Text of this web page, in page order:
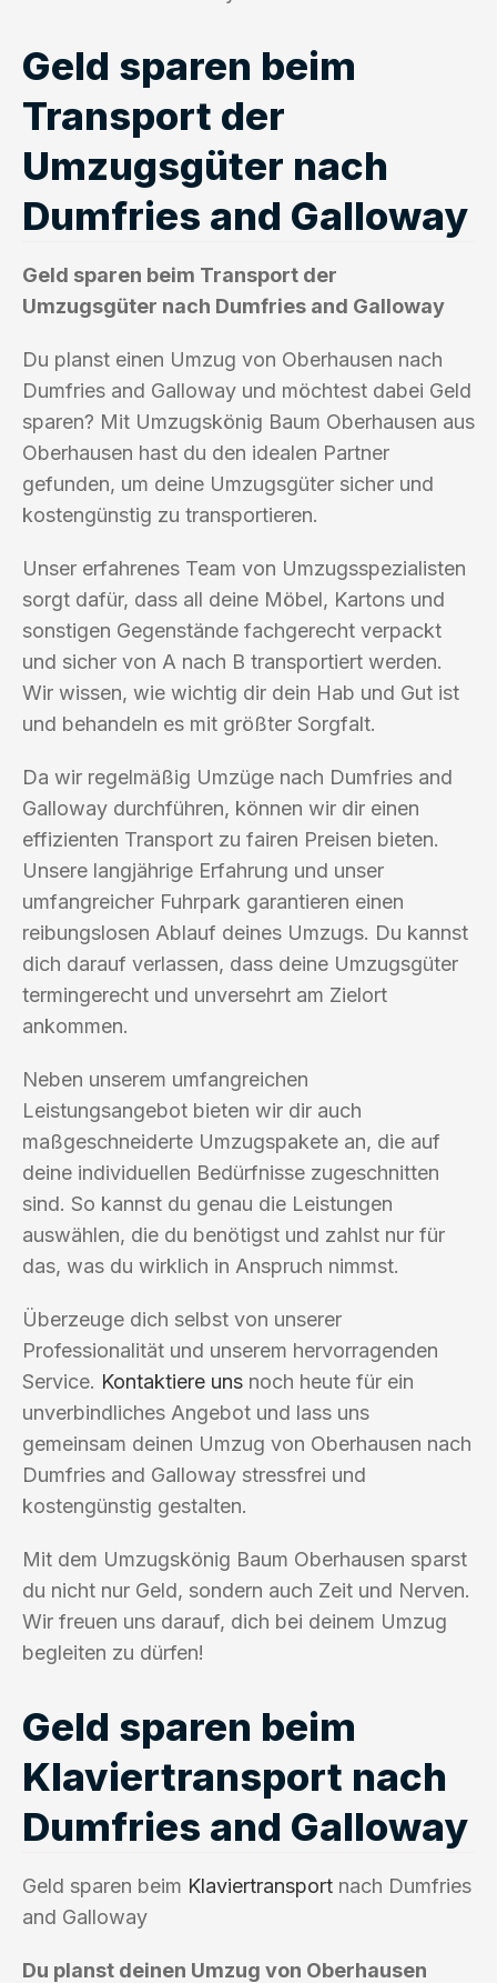
Geld sparen beim
Transport der
Umzugsgüter nach
Dumfries and Galloway
Geld sparen beim Transport der
Umzugsgüter nach Dumfries and Galloway
Du planst einen Umzug von Oberhausen nach
Dumfries and Galloway und möchtest dabei Geld
sparen? Mit Umzugskönig Baum Oberhausen aus
Oberhausen hast du den idealen Partner
gefunden, um deine Umzugsgüter sicher und
kostengünstig zu transportieren.
Unser erfahrenes Team von Umzugsspezialisten
sorgt dafür, dass all deine Möbel, Kartons und
sonstigen Gegenstände fachgerecht verpackt
und sicher von A nach B transportiert werden.
Wir wissen, wie wichtig dir dein Hab und Gut ist
und behandeln es mit größter Sorgfalt.
Da wir regelmäßig Umzüge nach Dumfries and
Galloway durchführen, können wir dir einen
effizienten Transport zu fairen Preisen bieten.
Unsere langjährige Erfahrung und unser
umfangreicher Fuhrpark garantieren einen
reibungslosen Ablauf deines Umzugs. Du kannst
dich darauf verlassen, dass deine Umzugsgüter
termingerecht und unversehrt am Zielort
ankommen.
Neben unserem umfangreichen
Leistungsangebot bieten wir dir auch
maßgeschneiderte Umzugspakete an, die auf
deine individuellen Bedürfnisse zugeschnitten
sind. So kannst du genau die Leistungen
auswählen, die du benötigst und zahlst nur für
das, was du wirklich in Anspruch nimmst.
Überzeuge dich selbst von unserer
Professionalität und unserem hervorragenden
Service. Kontaktiere uns noch heute für ein
unverbindliches Angebot und lass uns
gemeinsam deinen Umzug von Oberhausen nach
Dumfries and Galloway stressfrei und
kostengünstig gestalten.
Mit dem Umzugskönig Baum Oberhausen sparst
du nicht nur Geld, sondern auch Zeit und Nerven.
Wir freuen uns darauf, dich bei deinem Umzug
begleiten zu dürfen!
Geld sparen beim
Klaviertransport nach
Dumfries and Galloway
Geld sparen beim Klaviertransport nach Dumfries
and Galloway
Du planst deinen Umzug von Oberhausen